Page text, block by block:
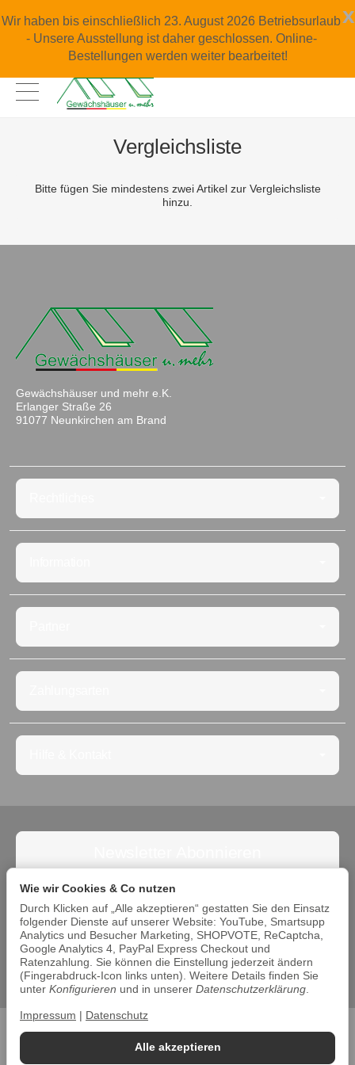
x
Wir haben bis einschließlich 23. August 2026 Betriebsurlaub
- Unsere Ausstellung ist daher geschlossen. Online-
Bestellungen werden weiter bearbeitet!
Vergleichsliste
Bitte fügen Sie mindestens zwei Artikel zur Vergleichsliste
hinzu.
Gewächshäuser und mehr e.K.
Erlanger Straße 26
91077 Neunkirchen am Brand
keine Angebote. Die Abmeldung ist jederzeit möglich.
Abonnieren
Bitte beachten Sie unsere Datenschutzerklärung
Alle akzeptieren
Wie wir Cookies & Co nutzen
Durch Klicken auf „Alle akzeptieren“ gestatten Sie den Einsatz
folgender Dienste auf unserer Website: YouTube, Smartsupp
Analytics und Besucher Marketing, SHOPVOTE, ReCaptcha,
Google Analytics 4, PayPal Express Checkout und
Ratenzahlung. Sie können die Einstellung jederzeit ändern
(Fingerabdruck-Icon links unten). Weitere Details finden Sie
unter Konfigurieren und in unserer Datenschutzerklärung.
Impressum Datenschutz